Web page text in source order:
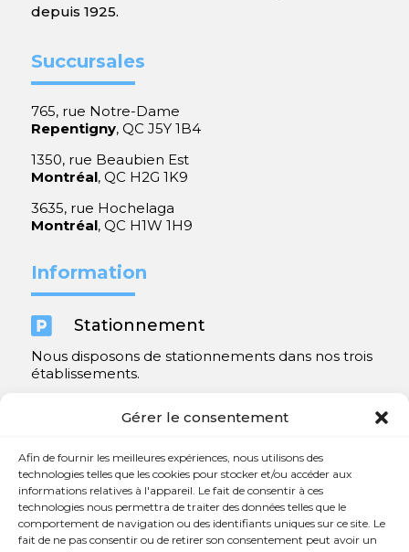
Gérer le consentement
Afin de fournir les meilleures expériences, nous utilisons des
technologies telles que les cookies pour stocker et/ou accéder aux
informations relatives à l'appareil. Le fait de consentir à ces
technologies nous permettra de traiter des données telles que le
comportement de navigation ou des identifiants uniques sur ce site. Le
fait de ne pas consentir ou de retirer son consentement peut avoir un
depuis 1925.
Succursales
765, rue Notre-Dame
Repentigny, QC J5Y 1B4
1350, rue Beaubien Est
Montréal, QC H2G 1K9
3635, rue Hochelaga
Montréal, QC H1W 1H9
Information
 Stationnement
Nous disposons de stationnements dans nos trois
établissements.
Contact
 450 654-3342
 info@charlesrajotte.com